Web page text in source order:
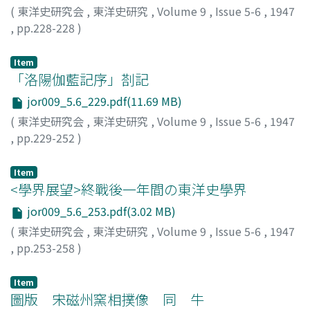
( 東洋史研究会 , 東洋史研究 , Volume 9 , Issue 5-6 , 1947
, pp.228-228 )
Item
「洛陽伽藍記序」剳記
jor009_5.6_229.pdf(11.69 MB)
( 東洋史研究会 , 東洋史研究 , Volume 9 , Issue 5-6 , 1947
, pp.229-252 )
Item
<學界展望>終戰後一年間の東洋史學界
jor009_5.6_253.pdf(3.02 MB)
( 東洋史研究会 , 東洋史研究 , Volume 9 , Issue 5-6 , 1947
, pp.253-258 )
Item
圖版 宋磁州窯相撲像 同 牛